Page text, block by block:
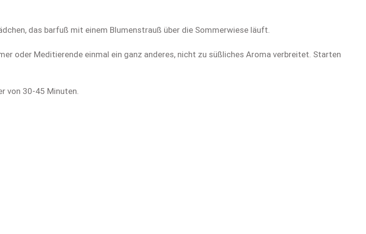
das barfuß mit einem Blumenstrauß über die Sommerwiese läuft.
oder Meditierende einmal ein ganz anderes, nicht zu süßliches Aroma verbreitet. Starten
von 30-45 Minuten.